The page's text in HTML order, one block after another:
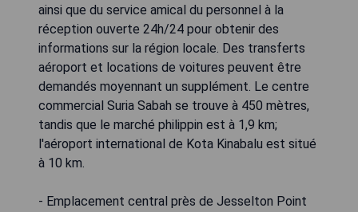
ainsi que du service amical du personnel à la
réception ouverte 24h/24 pour obtenir des
informations sur la région locale. Des transferts
aéroport et locations de voitures peuvent être
demandés moyennant un supplément. Le centre
commercial Suria Sabah se trouve à 450 mètres,
tandis que le marché philippin est à 1,9 km;
l'aéroport international de Kota Kinabalu est situé
à 10 km.
- Emplacement central près de Jesselton Point